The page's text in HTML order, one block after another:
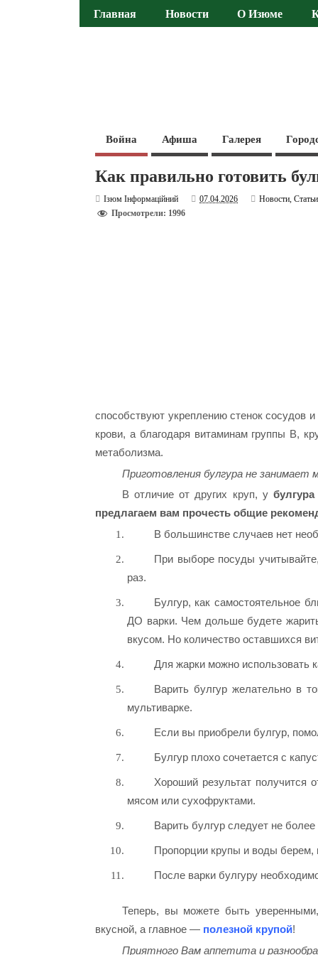
Главная Новости О Изюме
Война Афиша Галерея
Как правильно готовить
Ізюм Інформаційний 07.04.2026 Новости,Статьи
Просмотрели: 1996
способствуют укреплению стенок сосудов
крови, а благодаря витаминам группы В,
метаболизма.
Приготовления булгура не занимает
В отличие от других круп, у булгура
предлагаем вам прочесть общие
В большинстве случаев нет
При выборе посуды
раз.
Булгур, как самостоятельное
ДО варки. Чем дольше будете
вкусом. Но количество оставшихся
Для жарки можно использовать
Варить булгур желательно в
мультиварке.
Если вы приобрели булгур,
Булгур плохо сочетается с
Хороший результат получится
мясом или сухофруктами.
Варить булгур следует не более
Пропорции крупы и воды берем,
После варки булгуру
Теперь, вы можете быть
вкусной, а главное — полезной крупой!
Приятного Вам аппетита и